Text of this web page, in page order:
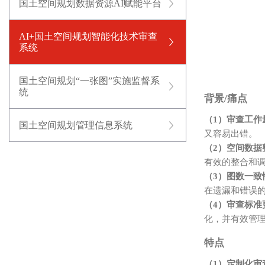
国土空间规划数据资源AI赋能平台
AI+国土空间规划智能化技术审查
系统
国土空间规划“一张图”实施监督系
统
国土空间规划管理信息系统
背景/痛点
（1）审查工
又容易出错。
（2）空间数
有效的整合和调
（3）图数一
在遗漏和错误的
（4）审查标
化，并有效管
特点